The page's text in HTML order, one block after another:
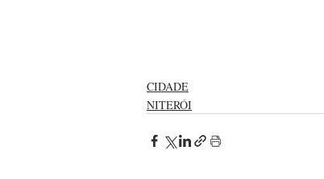
CIDADE
NITERÓI